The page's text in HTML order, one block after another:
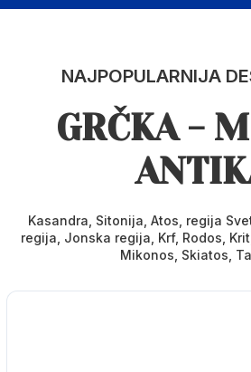
NAJPOPULARNIJA
GRČKA -
Kasandra, Sitonija, Atos, regija
regija, Jonska regija, Krf, Rodos,
Mikonos, Skiatos,